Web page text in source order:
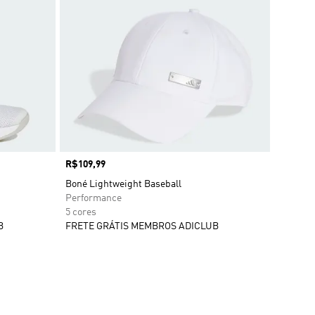
Preço
R$109,99
Boné Lightweight Baseball
Performance
5 cores
FRETE GRÁTIS MEMBROS ADICLUB